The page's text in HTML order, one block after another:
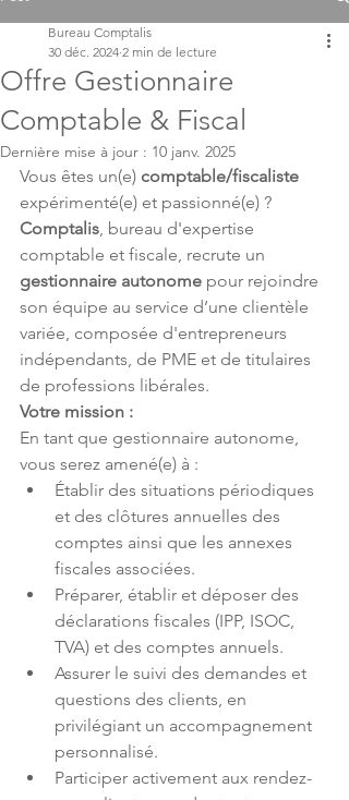
Offre Gestionnaire
Comptable & Fiscal
Bureau Comptalis
30 déc. 2024 2 min de lecture
Dernière mise à jour : 10 janv. 2025
Vous êtes un(e) comptable/fiscaliste
expérimenté(e) et passionné(e) ?
Comptalis, bureau d'expertise
comptable et fiscale, recrute un
gestionnaire autonome pour rejoindre
son équipe au service d’une clientèle
variée, composée d'entrepreneurs
indépendants, de PME et de titulaires
de professions libérales.
Votre mission :
En tant que gestionnaire autonome,
vous serez amené(e) à :
Établir des situations périodiques
et des clôtures annuelles des
comptes ainsi que les annexes
fiscales associées.
Préparer, établir et déposer des
déclarations fiscales (IPP, ISOC,
TVA) et des comptes annuels.
Assurer le suivi des demandes et
questions des clients, en
privilégiant un accompagnement
personnalisé.
Participer activement aux rendez-